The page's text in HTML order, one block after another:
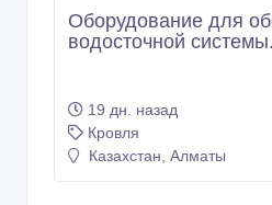
Оборудование для
водосточной системы.
19 дн. назад
Кровля
Казахстан, Алматы